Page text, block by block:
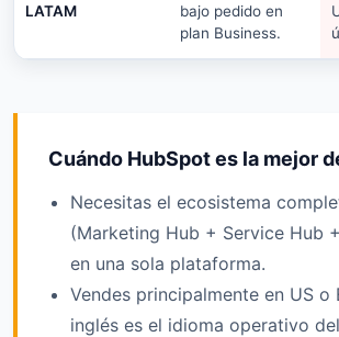
LATAM
bajo pedido en
plan Business.
Cuándo HubSpot es la mejor
Necesitas el ecosistema
(Marketing Hub + Service Hub
en una sola plataforma.
Vendes principalmente en US o
inglés es el idioma operativo